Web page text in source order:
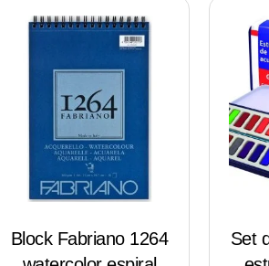
Block Fabriano 1264
Set